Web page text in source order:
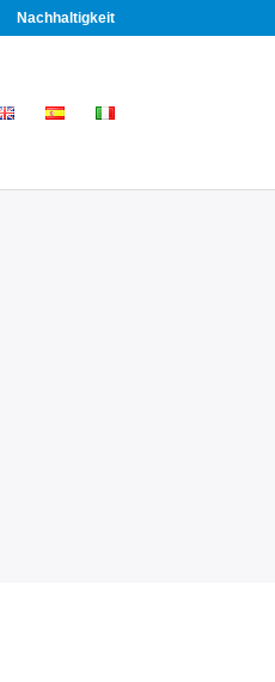
Nachhaltigkeit